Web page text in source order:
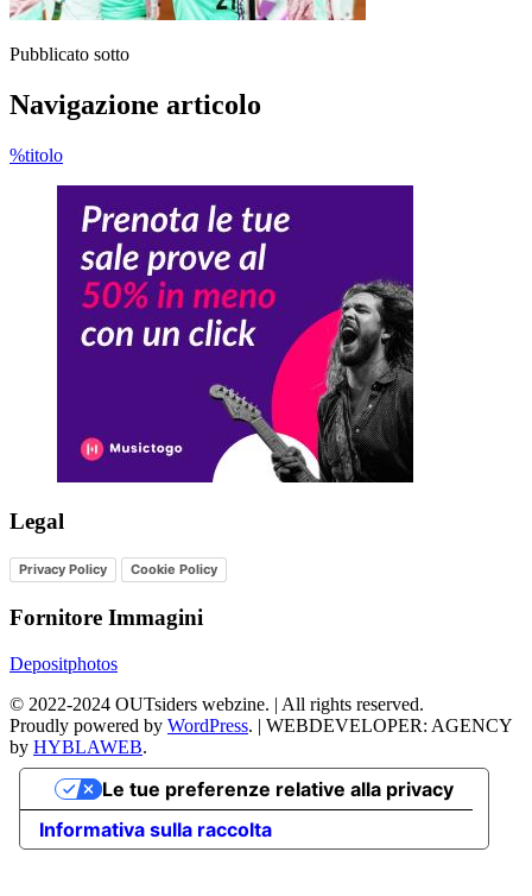
Pubblicato sotto
Navigazione articolo
%titolo
Legal
Privacy Policy Cookie Policy
Fornitore Immagini
Depositphotos
© 2022-2024 OUTsiders webzine. | All rights reserved.
Proudly powered by WordPress. | WEBDEVELOPER: AGENCY
by HYBLAWEB.
Informativa sulla raccolta
Le tue preferenze relative alla privacy